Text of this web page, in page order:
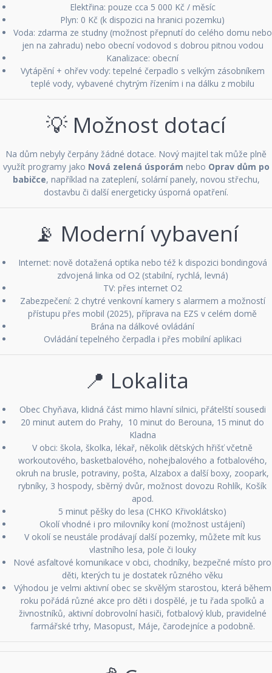
Elektřina: pouze cca 5 000 Kč / měsíc
Plyn: 0 Kč (k dispozici na hranici pozemku)
Voda: zdarma ze studny (možnost přepnutí do celého domu nebo
jen na zahradu) nebo obecní vodovod s dobrou pitnou vodou
Kanalizace: obecní
Vytápění + ohřev vody: tepelné čerpadlo s velkým zásobníkem
teplé vody, vybavené chytrým řízením i na dálku z mobilu
💡 Možnost dotací
Na dům nebyly čerpány žádné dotace. Nový majitel tak může plně
využít programy jako Nová zelená úsporám nebo Oprav dům po
babičce, například na zateplení, solární panely, novou střechu,
dostavbu či další energeticky úsporná opatření.
📡 Moderní vybavení
Internet: nově dotažená optika nebo též k dispozici bondingová
zdvojená linka od O2 (stabilní, rychlá, levná)
TV: přes internet O2
Zabezpečení: 2 chytré venkovní kamery s alarmem a možností
přístupu přes mobil (2025), příprava na EZS v celém domě
Brána na dálkové ovládání
Ovládání tepelného čerpadla i přes mobilní aplikaci
📍 Lokalita
Obec Chyňava, klidná část mimo hlavní silnici, přátelští sousedi
20 minut autem do Prahy, 10 minut do Berouna, 15 minut do
Kladna
V obci: škola, školka, lékař, několik dětských hřišť včetně
workoutového, basketbalového, nohejbalového a fotbalového,
okruh na brusle, potraviny, pošta, Alzabox a další boxy, zoopark,
rybníky, 3 hospody, sběrný dvůr, možnost dovozu Rohlík, Košík
apod.
5 minut pěšky do lesa (CHKO Křivoklátsko)
Okolí vhodné i pro milovníky koní (možnost ustájení)
V okolí se neustále prodávají další pozemky, můžete mít kus
vlastního lesa, pole či louky
Nové asfaltové komunikace v obci, chodníky, bezpečné místo pro
děti, kterých tu je dostatek různého věku
Výhodou je velmi aktivní obec se skvělým starostou, která během
roku pořádá různé akce pro děti i dospělé, je tu řada spolků a
živnostníků, aktivní dobrovolní hasiči, fotbalový klub, pravidelné
farmářské trhy, Masopust, Máje, čarodejníce a podobně.